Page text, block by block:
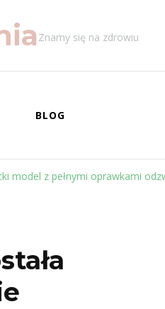
Znamy się na zdrowiu
BLOG
model z pełnymi oprawkami